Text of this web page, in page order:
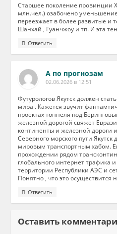
Старшее поколение провинции
млн.чел.) озабочено
переезжает в более развитые и
Шанхай , Гуанчжоу и тп. И эта
Ответить
А по прогнозам
02.06.2026 в 12:51
Футурологов Якутск должен
мира . Кажется звучит
проектах тоннеля под
железной дорогой свяжет
континенты и железной дороги
Северного морского пути Якутск
мировым транспортным хабом.
прохождении рядом
глобального интернет трафика
территории Республики АЭС и
Понятно , что это осуществится
Ответить
Оставить